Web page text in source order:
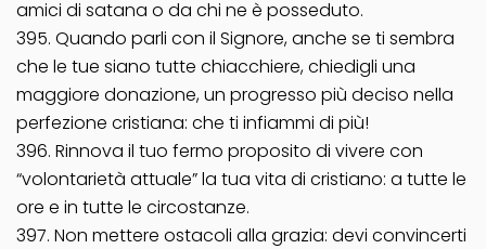
amici di satana o da chi ne è posseduto.
395. Quando parli con il Signore, anche se ti sembra
che le tue siano tutte chiacchiere, chiedigli una
maggiore donazione, un progresso più deciso nella
perfezione cristiana: che ti infiammi di più!
396. Rinnova il tuo fermo proposito di vivere con
“volontarietà attuale” la tua vita di cristiano: a tutte le
ore e in tutte le circostanze.
397. Non mettere ostacoli alla grazia: devi convincerti